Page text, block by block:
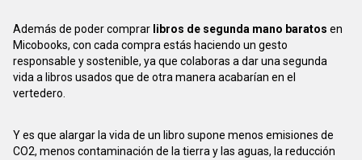
Además de poder comprar libros de segunda mano baratos en
Micobooks, con cada compra estás haciendo un gesto
responsable y sostenible, ya que colaboras a dar una segunda
vida a libros usados que de otra manera acabarían en el
vertedero.
Y es que alargar la vida de un libro supone menos emisiones de
CO2, menos contaminación de la tierra y las aguas, la reducción